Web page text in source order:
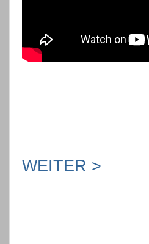
WEITER >